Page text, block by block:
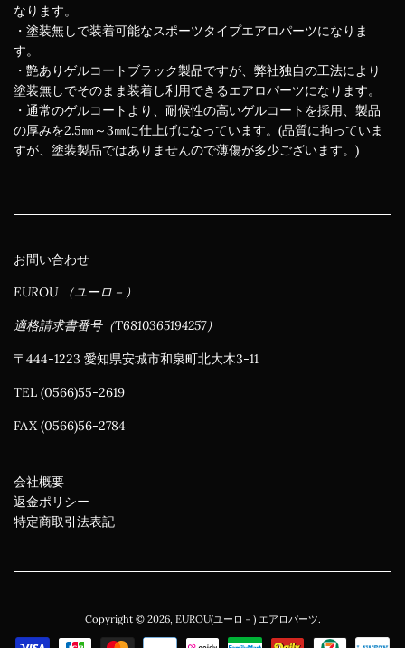
なります。
・塗装無しで装着可能なスポーツタイプエアロパーツになりま
す。
・艶ありゲルコートブラック製品ですが、弊社独自の工法により
塗装無しでそのまま装着し利用できるエアロパーツになります。
・通常のゲルコートより、耐候性の高いゲルコートを採用、製品
の厚みを2.5㎜～3㎜に仕上げになっています。(品質に拘っていま
すが、塗装製品ではありませんので薄傷が多少ございます。)
お問い合わせ
EUROU （ユーロ－）
適格請求書番号（T6810365194257）
〒444-1223 愛知県安城市和泉町北大木3-11
TEL (0566)55-2619
FAX (0566)56-2784
会社概要
返金ポリシー
特定商取引法表記
Copyright © 2026, EUROU(ユーロ－) エアロパーツ.